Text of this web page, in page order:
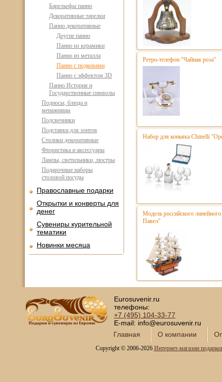
Барельефы панно
Декоративные тарелки
Панно декоративные
Другие панно
Панно из керамики
Панно из металла
Панно с подковами
Панно с эффектом 3D
Панно История и
Государственные символы
Подносы, блюда и
менажницы
Подсвечники
Подставки для зонтов
Столики декоративные
Флористика и аксессуары
Лампы, светильники, люстры
Подарочные наборы
столовой посуды
Православные подарки
Открытки и конверты для
денег
Сувениры курительной
тематики
Новинки месяца
Ретро-телефон "Чайная роза"
Набор для коньяка Chinelli
Модель российского
Павел"
Eurosuvenir.ru
телефоны:
+7 (495) 104-33-77
E-mail: info@eurosuvenir.ru
Главная
О компании
Copyright © 2006-2026 Интернет-магазин